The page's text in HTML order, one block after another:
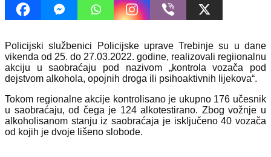
Policijski službenici Policijske uprave Trebinje su u dane
vikenda od 25. do 27.03.2022. godine, realizovali regiionalnu
akciju u saobraćaju pod nazivom „kontrola vozača pod
dejstvom alkohola, opojnih droga ili psihoaktivnih lijekova“.
Tokom regionalne akcije kontrolisano je ukupno 176 učesnik
u saobraćaju, od čega je 124 alkotestirano. Zbog vožnje u
alkoholisanom stanju iz saobraćaja je isključeno 40 vozača
od kojih je dvoje lišeno slobode.